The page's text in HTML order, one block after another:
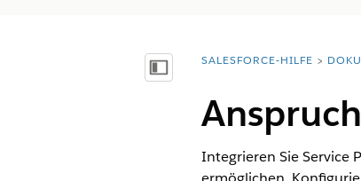
Inhalt anzeigenSie befinden sich hier:
SALESFORCE-HILFE
Integrieren Sie Service